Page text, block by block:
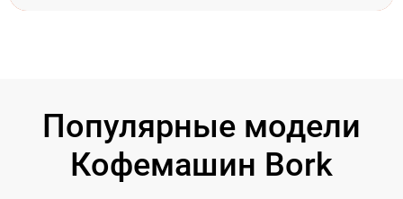
Популярные модели
Кофемашин Bork